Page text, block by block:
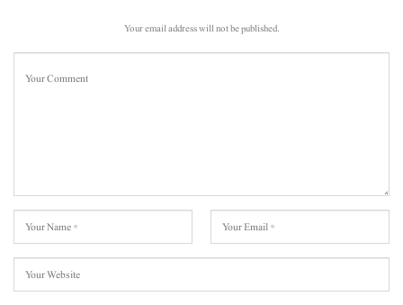
Your email address will not be published.